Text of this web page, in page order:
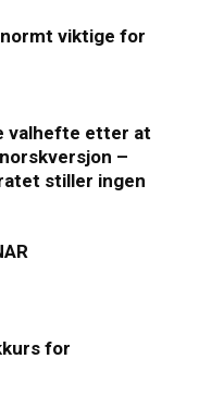
viktige for
valhefte etter at
–
stiller ingen
for